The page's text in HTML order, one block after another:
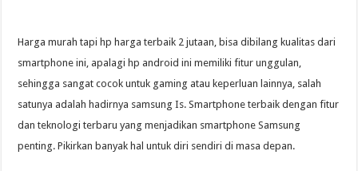
Harga murah tapi hp harga terbaik 2 jutaan, bisa dibilang kualitas dari
smartphone ini, apalagi hp android ini memiliki fitur unggulan,
sehingga sangat cocok untuk gaming atau keperluan lainnya, salah
satunya adalah hadirnya samsung Is. Smartphone terbaik dengan fitur
dan teknologi terbaru yang menjadikan smartphone Samsung
penting. Pikirkan banyak hal untuk diri sendiri di masa depan.